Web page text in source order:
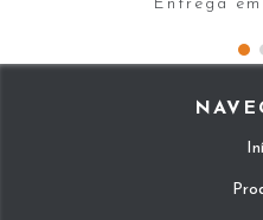
Entrega